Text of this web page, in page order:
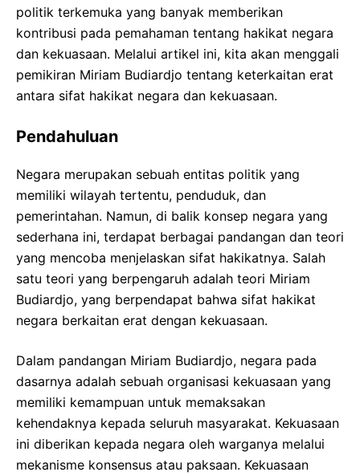
politik terkemuka yang banyak memberikan
kontribusi pada pemahaman tentang hakikat negara
dan kekuasaan. Melalui artikel ini, kita akan menggali
pemikiran Miriam Budiardjo tentang keterkaitan erat
antara sifat hakikat negara dan kekuasaan.
Pendahuluan
Negara merupakan sebuah entitas politik yang
memiliki wilayah tertentu, penduduk, dan
pemerintahan. Namun, di balik konsep negara yang
sederhana ini, terdapat berbagai pandangan dan teori
yang mencoba menjelaskan sifat hakikatnya. Salah
satu teori yang berpengaruh adalah teori Miriam
Budiardjo, yang berpendapat bahwa sifat hakikat
negara berkaitan erat dengan kekuasaan.
Dalam pandangan Miriam Budiardjo, negara pada
dasarnya adalah sebuah organisasi kekuasaan yang
memiliki kemampuan untuk memaksakan
kehendaknya kepada seluruh masyarakat. Kekuasaan
ini diberikan kepada negara oleh warganya melalui
mekanisme konsensus atau paksaan. Kekuasaan